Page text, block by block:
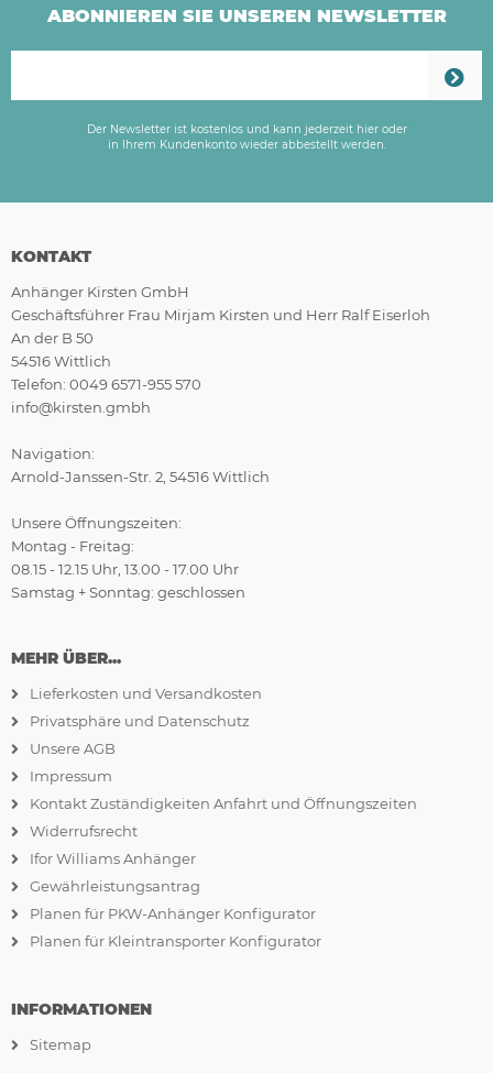
ABONNIEREN SIE UNSEREN NEWSLETTER
Der Newsletter ist kostenlos und kann jederzeit hier oder
in Ihrem Kundenkonto wieder abbestellt werden.
KONTAKT
Anhänger Kirsten GmbH
Geschäftsführer Frau Mirjam Kirsten und Herr Ralf Eiserloh
An der B 50
54516 Wittlich
Telefon: 0049 6571-955 570
info@kirsten.gmbh
Navigation:
Arnold-Janssen-Str. 2, 54516 Wittlich
Unsere Öffnungszeiten:
Montag - Freitag:
08.15 - 12.15 Uhr, 13.00 - 17.00 Uhr
Samstag + Sonntag: geschlossen
MEHR ÜBER...
Lieferkosten und Versandkosten
Privatsphäre und Datenschutz
Unsere AGB
Impressum
Kontakt Zuständigkeiten Anfahrt und Öffnungszeiten
Widerrufsrecht
Ifor Williams Anhänger
Gewährleistungsantrag
Planen für PKW-Anhänger Konfigurator
Planen für Kleintransporter Konfigurator
INFORMATIONEN
Sitemap